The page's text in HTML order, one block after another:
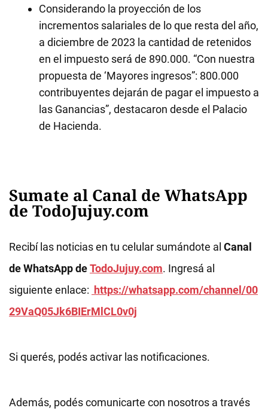
Considerando la proyección de los
incrementos salariales de lo que resta del año,
a diciembre de 2023 la cantidad de retenidos
en el impuesto será de 890.000. “Con nuestra
propuesta de ‘Mayores ingresos”: 800.000
contribuyentes dejarán de pagar el impuesto a
las Ganancias”, destacaron desde el Palacio
de Hacienda.
Sumate al Canal de WhatsApp
de TodoJujuy.com
Recibí las noticias en tu celular sumándote al Canal
de WhatsApp deTodoJujuy.com. Ingresá al
siguiente enlace: https://whatsapp.com/channel/00
29VaQ05Jk6BIErMlCL0v0j
Si querés, podés activar las notificaciones.
Además, podés comunicarte con nosotros a través